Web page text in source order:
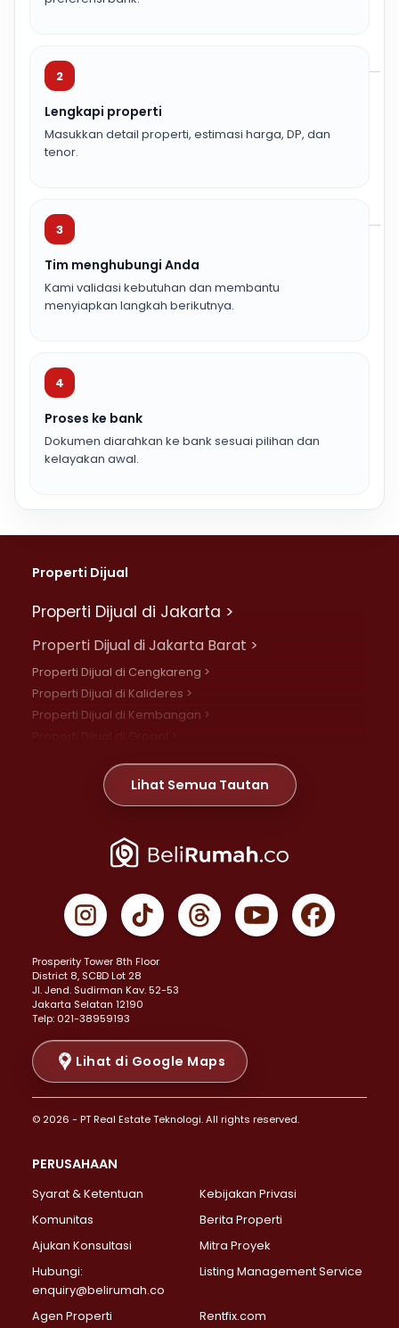
2
Lengkapi properti
Masukkan detail properti, estimasi harga, DP, dan
tenor.
3
Tim menghubungi Anda
Kami validasi kebutuhan dan membantu
menyiapkan langkah berikutnya.
4
Proses ke bank
Dokumen diarahkan ke bank sesuai pilihan dan
kelayakan awal.
Properti Dijual
Properti Dijual di Jakarta >
Properti Dijual di Jakarta Barat >
Properti Dijual di Cengkareng >
Properti Dijual di Kalideres >
Properti Dijual di Kembangan >
Properti Dijual di Meruya >
Properti Dijual di Jelambar >
Properti Dijual di Jakarta Pusat >
Properti Dijual di Gambir >
Properti Dijual di Johar Baru >
Properti Dijual di Menteng >
Properti Dijual di Senen >
Properti Dijual di Tanah Abang >
Properti Dijual di Cikini >
Properti Dijual di Kramat >
Properti Dijual di Pasar Baru >
Properti Dijual di Bendungan Hilir >
Properti Dijual di Jakarta Selatan >
Properti Dijual di Lebak Bulus >
Properti Dijual di Gandaria Selatan >
Properti Dijual di Pondok Labu >
Properti Dijual di Lenteng Agung >
Properti Dijual di Senayan >
Properti Dijual di Pondok Pinang >
Lihat Semua Tautan
Prosperity Tower 8th Floor
District 8, SCBD Lot 28
JI. Jend. Sudirman Kav. 52-53
Jakarta Selatan 12190
Telp: 021-38959193
Lihat di Google Maps
© 2026 - PT Real Estate Teknologi. All rights reserved.
PERUSAHAAN
Syarat & Ketentuan
Kebijakan Privasi
Komunitas
Berita Properti
Ajukan Konsultasi
Mitra Proyek
Hubungi:
enquiry@belirumah.co
Listing Management Service
Agen Properti Rentfix.com